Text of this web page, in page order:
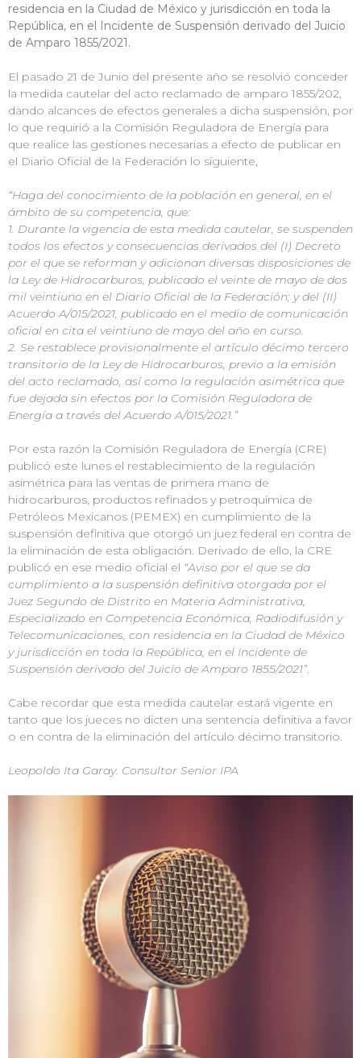
residencia en la Ciudad de México y jurisdicción en toda la
República, en el Incidente de Suspensión derivado del Juicio
de Amparo 1855/2021.
El pasado 21 de Junio del presente año se resolvió conceder
la medida cautelar del acto reclamado de amparo 1855/202,
dando alcances de efectos generales a dicha suspensión, por
lo que requirió a la Comisión Reguladora de Energía para
que realice las gestiones necesarias a efecto de publicar en
el Diario Oficial de la Federación lo siguiente,
“Haga del conocimiento de la población en general, en el
ámbito de su competencia, que:
1. Durante la vigencia de esta medida cautelar, se suspenden
todos los efectos y consecuencias derivados del (I) Decreto
por el que se reforman y adicionan diversas disposiciones de
la Ley de Hidrocarburos, publicado el veinte de mayo de dos
mil veintiuno en el Diario Oficial de la Federación; y del (II)
Acuerdo A/015/2021, publicado en el medio de comunicación
oficial en cita el veintiuno de mayo del año en curso.
2. Se restablece provisionalmente el artículo décimo tercero
transitorio de la Ley de Hidrocarburos, previo a la emisión
del acto reclamado, así como la regulación asimétrica que
fue dejada sin efectos por la Comisión Reguladora de
Energía a través del Acuerdo A/015/2021.”
Por esta razón la Comisión Reguladora de Energía (CRE)
publicó este lunes el restablecimiento de la regulación
asimétrica para las ventas de primera mano de
hidrocarburos, productos refinados y petroquímica de
Petróleos Mexicanos (PEMEX) en cumplimiento de la
suspensión definitiva que otorgó un juez federal en contra de
la eliminación de esta obligación. Derivado de ello, la CRE
publicó en ese medio oficial el “Aviso por el que se da
cumplimiento a la suspensión definitiva otorgada por el
Juez Segundo de Distrito en Materia Administrativa,
Especializado en Competencia Económica, Radiodifusión y
Telecomunicaciones, con residencia en la Ciudad de México
y jurisdicción en toda la República, en el Incidente de
Suspensión derivado del Juicio de Amparo 1855/2021”.
Cabe recordar que esta medida cautelar estará vigente en
tanto que los jueces no dicten una sentencia definitiva a favor
o en contra de la eliminación del artículo décimo transitorio.
Leopoldo Ita Garay. Consultor Senior IPA